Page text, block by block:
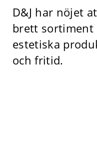
D&J har nöjet
brett sortiment
estetiska
och fritid.